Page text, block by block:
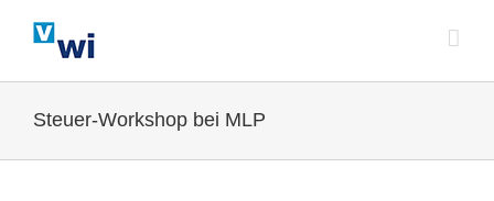
Steuer-Workshop bei MLP